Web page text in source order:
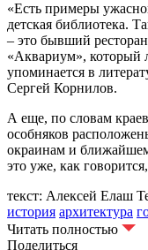
«Есть примеры
детская библиотека.
– это бывший
«Аквариум», который
упоминается в
Сергей Корнилов.
А еще, по словам
особняков
окраинам и
это уже, как
текст: Алексей Елаш
история архитектура
Читать полностью
Поделиться